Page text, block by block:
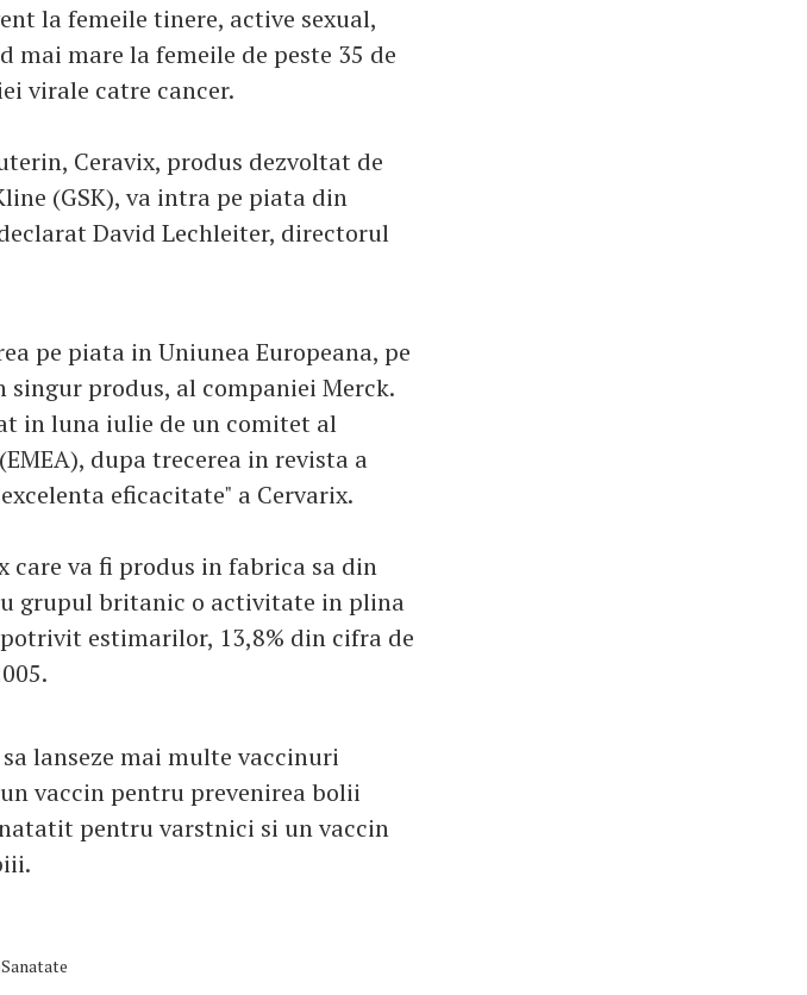
la femeile tinere, active sexual,
mare la femeile de peste 35 de
virale catre cancer.
Ceravix, produs dezvoltat de
(GSK), va intra pe piata din
David Lechleiter, directorul
pe piata in Uniunea Europeana, pe
singur produs, al companiei Merck.
in luna iulie de un comitet al
dupa trecerea in revista a
eficacitate" a Cervarix.
care va fi produs in fabrica sa din
grupul britanic o activitate in plina
estimarilor, 13,8% din cifra de
lanseze mai multe vaccinuri
vaccin pentru prevenirea bolii
pentru varstnici si un vaccin